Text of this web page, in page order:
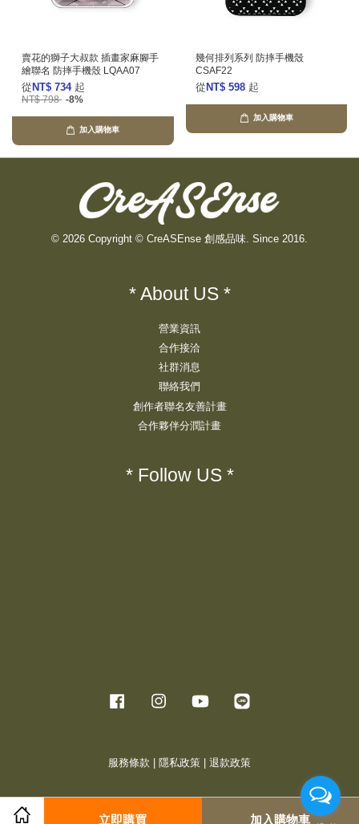
立即購買 加入購物車
賣花的獅子大叔款 插畫家麻腳手
繪聯名 防摔手機殼 LQAA07
從 NT$ 734 起
NT$ 798 -8%
加入購物車
幾何排列系列 防摔手機殼
CSAF22
從 NT$ 598 起
加入購物車
© 2026 Copyright © CreASEnse 創感品味. Since 2016.
* About US *
營業資訊
合作接洽
社群消息
聯絡我們
創作者聯名友善計畫
合作夥伴分潤計畫
* Follow US *
Facebook Instagram YouTube
服務條款 隱私政策 退款政策